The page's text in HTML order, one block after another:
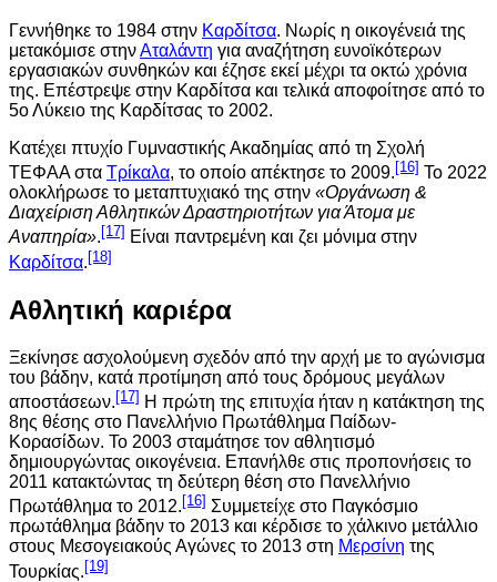
Γεννήθηκε το 1984 στην Καρδίτσα. Νωρίς η οικογένειά της
μετακόμισε στηνΑταλάντη για αναζήτηση ευνοϊκότερων
εργασιακών συνθηκών και έζησε εκεί μέχρι τα οκτώ χρόνια
της. Επέστρεψε στην Καρδίτσα και τελικά αποφοίτησε από το
5ο Λύκειο της Καρδίτσας το 2002.
Κατέχει πτυχίο Γυμναστικής Ακαδημίας από τη Σχολή
ΤΕΦΑΑ στα Τρίκαλα, το οποίο απέκτησε το 2009. [16] Το 2022
ολοκλήρωσε το μεταπτυχιακό της στην «Οργάνωση &
Διαχείριση Αθλητικών Δραστηριοτήτων για Άτομα με
Αναπηρία». [17] Είναι παντρεμένη και ζει μόνιμα στην
Καρδίτσα.[18]
Αθλητική καριέρα
Ξεκίνησε ασχολούμενη σχεδόν από την αρχή με το αγώνισμα
του βάδην, κατά προτίμηση από τους δρόμους μεγάλων
αποστάσεων.[17] Η πρώτη της επιτυχία ήταν η κατάκτηση της
8ης θέσης στο Πανελλήνιο Πρωτάθλημα Παίδων-
Κορασίδων. Το 2003 σταμάτησε τον αθλητισμό
δημιουργώντας οικογένεια. Επανήλθε στις προπονήσεις το
2011 κατακτώντας τη δεύτερη θέση στο Πανελλήνιο
Πρωτάθλημα το 2012. [16] Συμμετείχε στο Παγκόσμιο
πρωτάθλημα βάδην το 2013 και κέρδισε το χάλκινο μετάλλιο
στους Μεσογειακούς Αγώνες το 2013 στη Μερσίνη της
Τουρκίας.[19]